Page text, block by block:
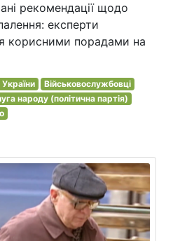
рекомендації щодо
експерти
корисними порадами на
Військовослужбовці
народу (політична партія)